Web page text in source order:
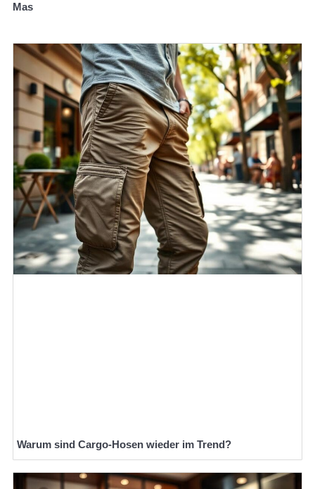
Mas
Warum sind Cargo-Hosen wieder im Trend?